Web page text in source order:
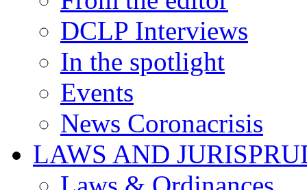
DCLP Interviews
In the spotlight
Events
News Coronacrisis
LAWS AND